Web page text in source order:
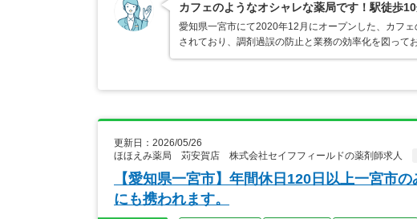
カフェのようなオシャレな薬局です！駅徒歩
愛知県一宮市にて2020年12月にオープンした、カフ
されており、調剤過誤の防止と業務の効率化を図っ
更新日：2026/05/26
ほほえみ薬局 苅安賀店 株式会社セイフフィールドの薬剤師求人
【愛知県一宮市】年間休日120日以上一宮市
にも携われます。